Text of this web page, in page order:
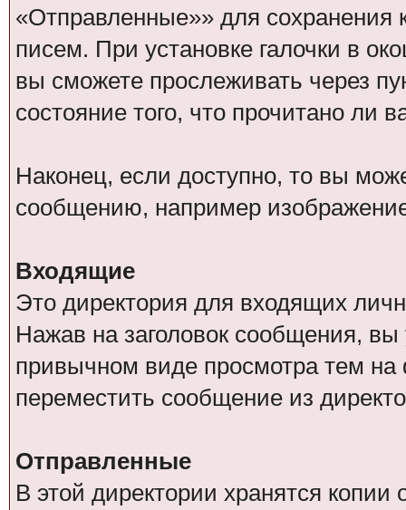
«Отправленные»» для сохранения
писем. При установке галочки в
вы сможете прослеживать через
состояние того, что прочитано ли
Наконец, если доступно, то вы
сообщению, например
Входящие
Это директория для входящих
Нажав на заголовок сообщения,
привычном виде просмотра тем
переместить сообщение из
Отправленные
В этой директории хранятся